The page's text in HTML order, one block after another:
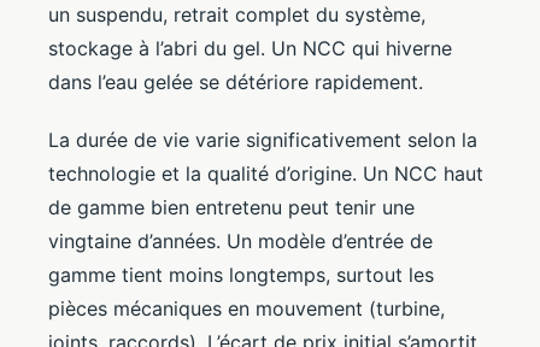
un suspendu, retrait complet du système,
stockage à l’abri du gel. Un NCC qui hiverne
dans l’eau gelée se détériore rapidement.
La durée de vie varie significativement selon la
technologie et la qualité d’origine. Un NCC haut
de gamme bien entretenu peut tenir une
vingtaine d’années. Un modèle d’entrée de
gamme tient moins longtemps, surtout les
pièces mécaniques en mouvement (turbine,
joints, raccords). L’écart de prix initial s’amortit